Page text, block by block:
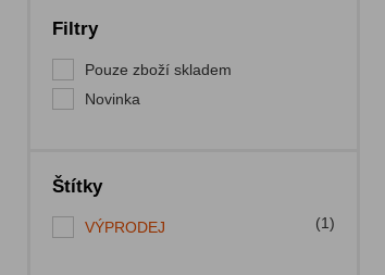
Filtry
Pouze zboží skladem
Novinka
Štítky
VÝPRODEJ (1)